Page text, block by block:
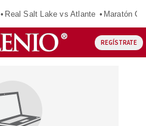
Real Salt Lake vs Atlante Maratón
REGÍSTRATE